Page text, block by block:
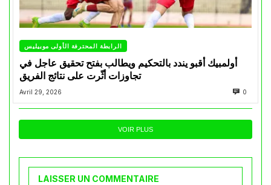
الرابطة المحترفة الأولى موبيليس
أولمبيك أقبو يندد بالتحكيم ويطالب بفتح تحقيق عاجل في
تجاوزات أثّرت على نتائج الفريق
Avril 29, 2026 0
VOIR PLUS
LAISSER UN COMMENTAIRE